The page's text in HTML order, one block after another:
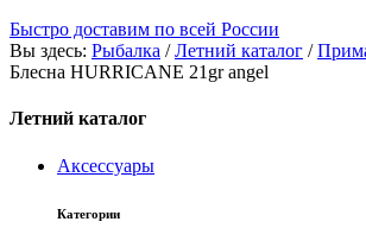
Быстро доставим по всей России
Вы здесь: Рыбалка /Летний каталог /
Блесна HURRICANE 21gr angel
Летний каталог
Аксессуары
Категории